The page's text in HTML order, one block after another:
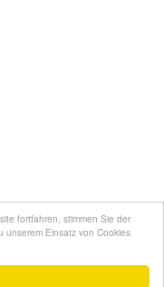
fortfahren, stimmen Sie der
unserem Einsatz von Cookies